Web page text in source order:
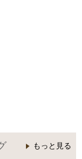
もっと見る